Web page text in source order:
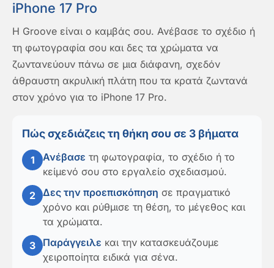
iPhone 17 Pro
Η Groove είναι ο καμβάς σου. Ανέβασε το σχέδιο ή
τη φωτογραφία σου και δες τα χρώματα να
ζωντανεύουν πάνω σε μια διάφανη, σχεδόν
άθραυστη ακρυλική πλάτη που τα κρατά ζωντανά
στον χρόνο για το iPhone 17 Pro.
Πώς σχεδιάζεις τη θήκη σου σε 3 βήματα
1 Ανέβασε τη φωτογραφία, το σχέδιο ή το
κείμενό σου στο εργαλείο σχεδιασμού.
2 Δες την προεπισκόπηση σε πραγματικό
χρόνο και ρύθμισε τη θέση, το μέγεθος και
τα χρώματα.
3
Παράγγειλε και την κατασκευάζουμε
χειροποίητα ειδικά για σένα.